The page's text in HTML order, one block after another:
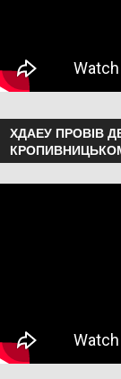
ХДАЕУ ПРОВІВ